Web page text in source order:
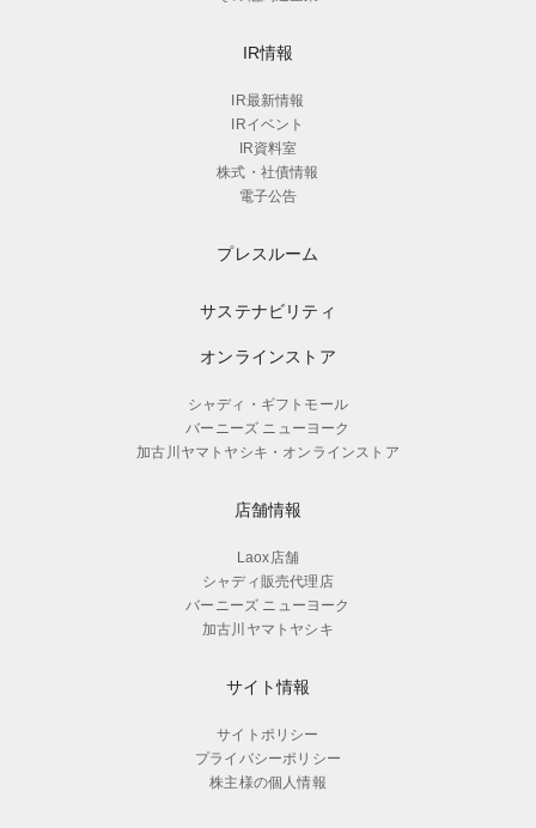
IR情報
IR最新情報
IRイベント
IR資料室
株式・社債情報
電子公告
プレスルーム
サステナビリティ
オンラインストア
シャディ・ギフトモール
バーニーズ ニューヨーク
加古川ヤマトヤシキ・オンラインストア
店舗情報
Laox店舗
シャディ販売代理店
バーニーズ ニューヨーク
加古川ヤマトヤシキ
サイト情報
サイトポリシー
プライバシーポリシー
株主様の個人情報